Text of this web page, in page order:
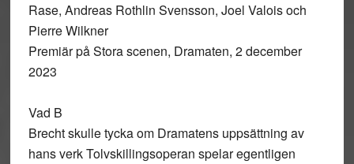
Rase, Andreas Rothlin Svensson, Joel Valois och
Pierre Wilkner
Premiär på Stora scenen, Dramaten, 2 december
2023
Vad B
Brecht skulle tycka om Dramatens uppsättning av
hans verk Tolvskillingsoperan spelar egentligen